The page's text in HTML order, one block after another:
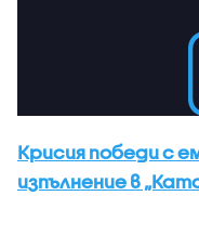
Крисия победи с
изпълнение в